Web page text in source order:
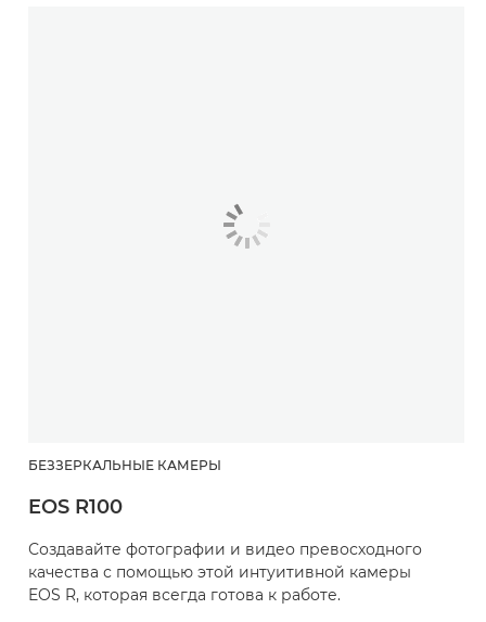
БЕЗЗЕРКАЛЬНЫЕ КАМЕРЫ
EOS R100
Создавайте фотографии и видео превосходного
качества с помощью этой интуитивной камеры
EOS R, которая всегда готова к работе.